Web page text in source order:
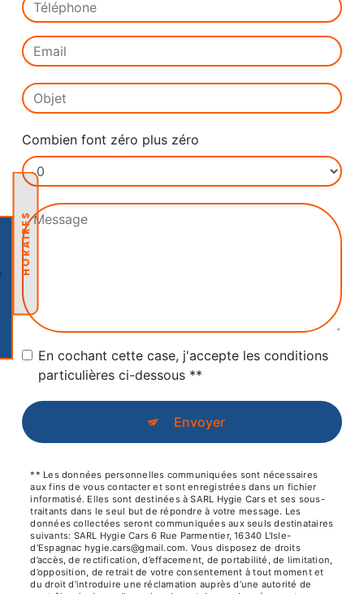
Combien font zéro plus zéro
En cochant cette case, j'accepte les conditions
particulières ci-dessous **
Envoyer
** Les données personnelles communiquées sont nécessaires
aux fins de vous contacter et sont enregistrées dans un fichier
informatisé. Elles sont destinées à SARL Hygie Cars et ses sous-
traitants dans le seul but de répondre à votre message. Les
données collectées seront communiquées aux seuls destinataires
suivants: SARL Hygie Cars 6 Rue Parmentier, 16340 L'Isle-
d'Espagnac hygie.cars@gmail.com. Vous disposez de droits
d’accès, de rectification, d’effacement, de portabilité, de limitation,
d’opposition, de retrait de votre consentement à tout moment et
du droit d’introduire une réclamation auprès d’une autorité de
HORAIRES